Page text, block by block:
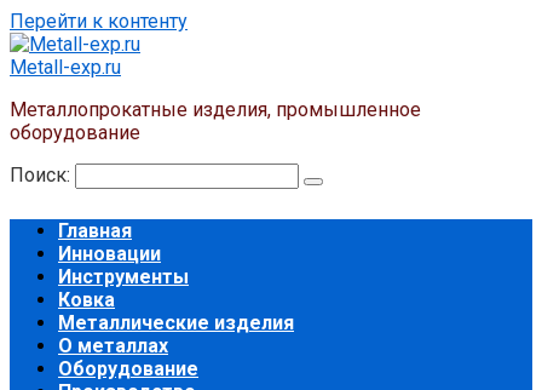
Перейти к контенту
Metall-exp.ru
Металлопрокатные изделия, промышленное
оборудование
Поиск:
Главная
Инновации
Инструменты
Ковка
Металлические изделия
О металлах
Оборудование